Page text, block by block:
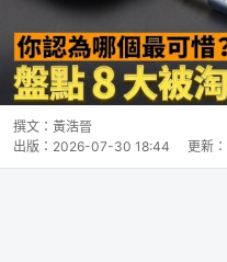
撰文： 黃浩晉
出版： 2026-07-30 18:44 更新：